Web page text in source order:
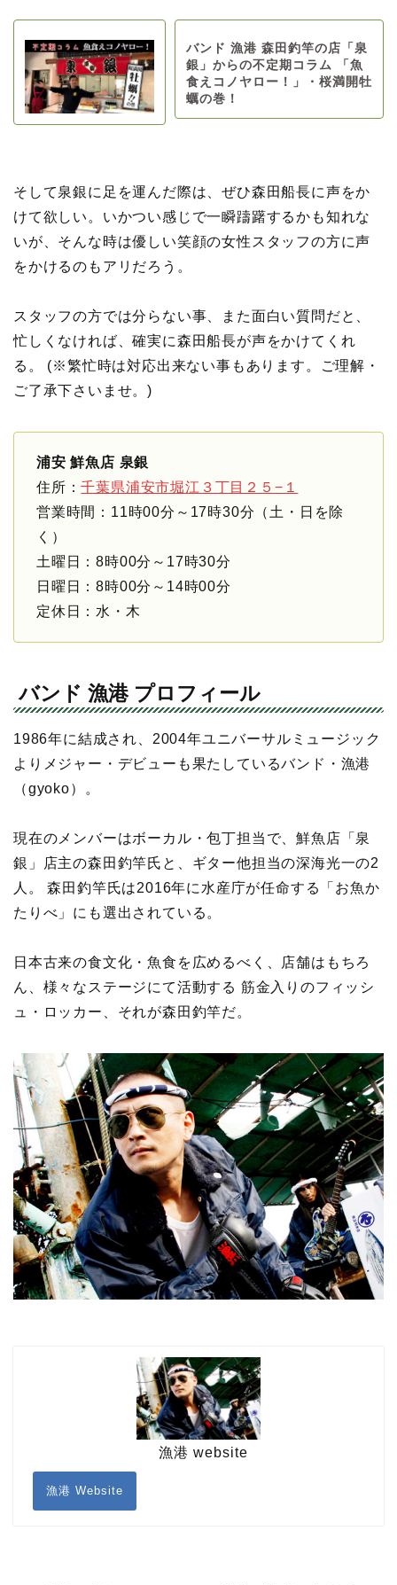
バンド 漁港 森田釣竿の店「泉
銀」からの不定期コラム 「魚
食えコノヤロー！」・桜満開牡
蠣の巻！
そして泉銀に足を運んだ際は、ぜひ森田船長に声をか
けて欲しい。いかつい感じで一瞬躊躇するかも知れな
いが、そんな時は優しい笑顔の女性スタッフの方に声
をかけるのもアリだろう。
スタッフの方では分らない事、また面白い質問だと、
忙しくなければ、確実に森田船長が声をかけてくれ
る。 (※繁忙時は対応出来ない事もあります。ご理解・
ご了承下さいませ。)
浦安 鮮魚店 泉銀
住所：千葉県浦安市堀江３丁目２５−１
営業時間：11時00分～17時30分（土・日を除
く）
土曜日：8時00分～17時30分
日曜日：8時00分～14時00分
定休日：水・木
バンド 漁港 プロフィール
1986年に結成され、2004年ユニバーサルミュージック
よりメジャー・デビューも果たしているバンド・漁港
（gyoko）。
現在のメンバーはボーカル・包丁担当で、鮮魚店「泉
銀」店主の森田釣竿氏と、ギター他担当の深海光一の2
人。 森田釣竿氏は2016年に水産庁が任命する「お魚か
たりべ」にも選出されている。
日本古来の食文化・魚食を広めるべく、店舗はもちろ
ん、様々なステージにて活動する 筋金入りのフィッシ
ュ・ロッカー、それが森田釣竿だ。
漁港 website
漁港 Website